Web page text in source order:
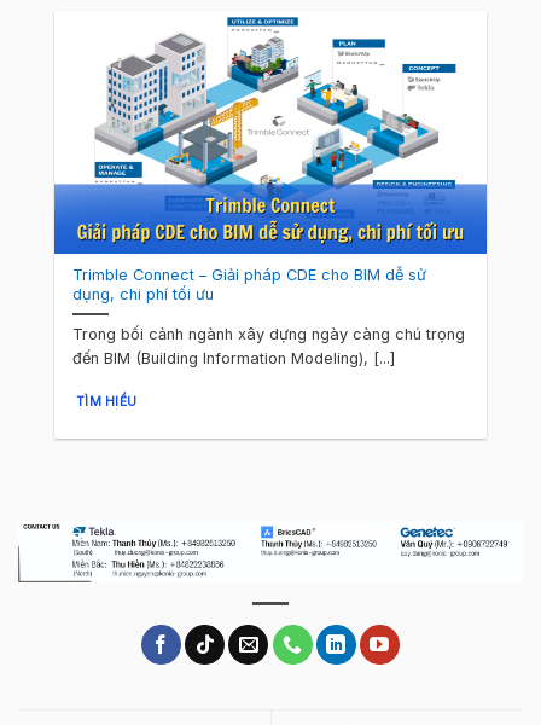
Trimble Connect – Giải pháp CDE cho BIM dễ sử
dụng, chi phí tối ưu
Trong bối cảnh ngành xây dựng ngày càng chú trọng
đến BIM (Building Information Modeling), [...]
TÌM HIỂU